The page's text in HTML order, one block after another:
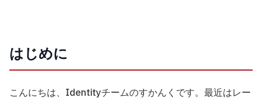
はじめに
こんにちは、Identityチームのすかんくです。最近はレー